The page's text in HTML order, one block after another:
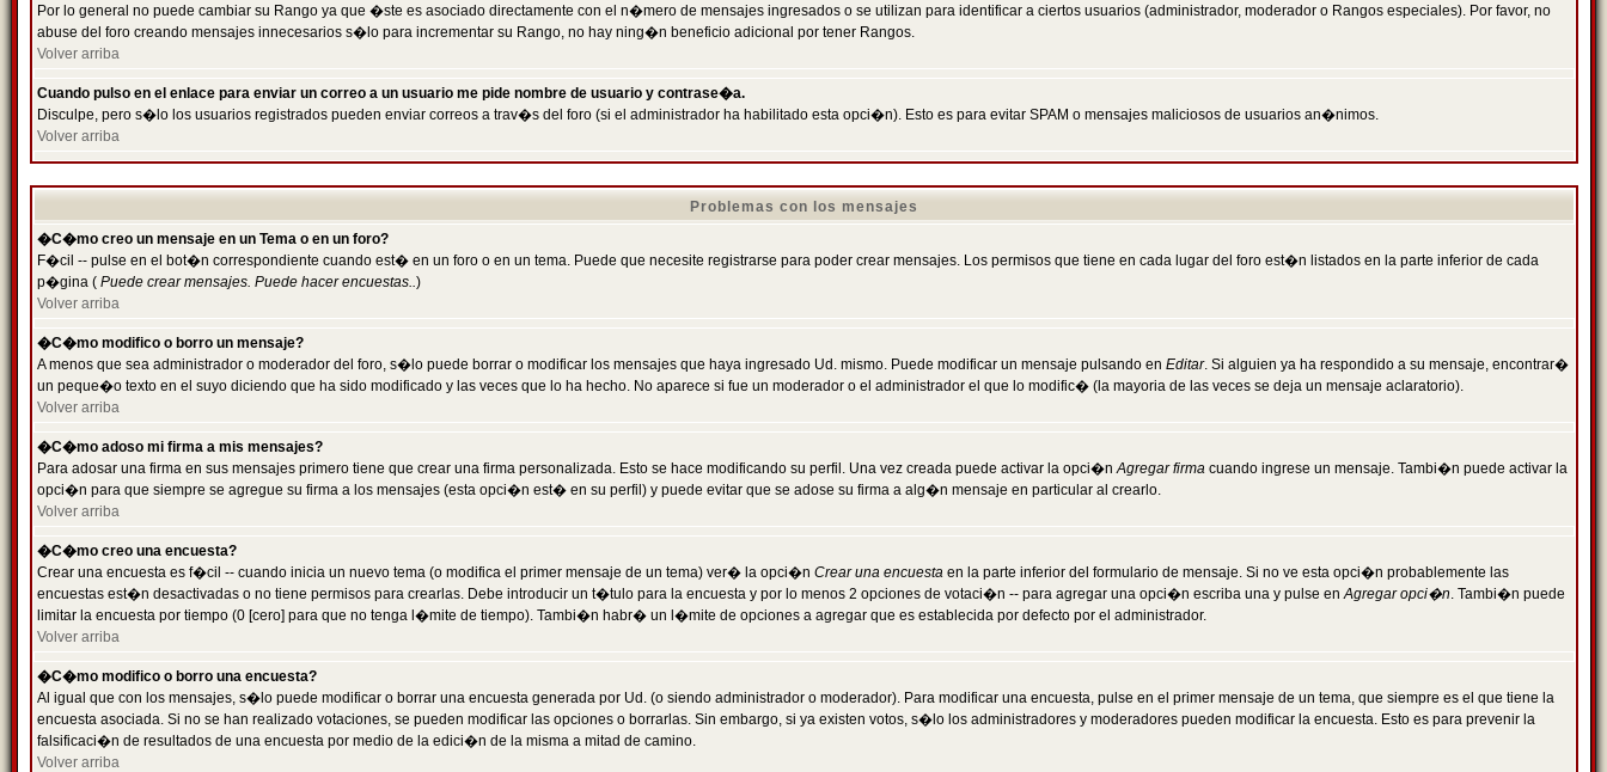
Por lo general no puede cambiar su Rango ya que �ste es asociado directamente con el n�mero de mensajes ingresados o se utilizan para identificar a ciertos usuarios (administrador, moderador o Rangos especiales). Por favor, no
abuse del foro creando mensajes innecesarios s�lo para incrementar su Rango, no hay ning�n beneficio adicional por tener Rangos.
Volver arriba
Cuando pulso en el enlace para enviar un correo a un usuario me pide nombre de usuario y contrase�a.
Disculpe, pero s�lo los usuarios registrados pueden enviar correos a trav�s del foro (si el administrador ha habilitado esta opci�n). Esto es para evitar SPAM o mensajes maliciosos de usuarios an�nimos.
Volver arriba
Problemas con los mensajes
�C�mo creo un mensaje en un Tema o en un foro?
F�cil -- pulse en el bot�n correspondiente cuando est� en un foro o en un tema. Puede que necesite registrarse para poder crear mensajes. Los permisos que tiene en cada lugar del foro est�n listados en la parte inferior de cada
p�gina ( Puede crear mensajes. Puede hacer encuestas..)
Volver arriba
�C�mo modifico o borro un mensaje?
A menos que sea administrador o moderador del foro, s�lo puede borrar o modificar los mensajes que haya ingresado Ud. mismo. Puede modificar un mensaje pulsando en Editar. Si alguien ya ha respondido a su mensaje, encontrar�
un peque�o texto en el suyo diciendo que ha sido modificado y las veces que lo ha hecho. No aparece si fue un moderador o el administrador el que lo modific� (la mayoria de las veces se deja un mensaje aclaratorio).
Volver arriba
�C�mo adoso mi firma a mis mensajes?
Para adosar una firma en sus mensajes primero tiene que crear una firma personalizada. Esto se hace modificando su perfil. Una vez creada puede activar la opci�nAgregar firma cuando ingrese un mensaje. Tambi�n puede activar la
opci�n para que siempre se agregue su firma a los mensajes (esta opci�n est� en su perfil) y puede evitar que se adose su firma a alg�n mensaje en particular al crearlo.
Volver arriba
�C�mo creo una encuesta?
Crear una encuesta es f�cil -- cuando inicia un nuevo tema (o modifica el primer mensaje de un tema) ver� la opci�n Crear una encuesta en la parte inferior del formulario de mensaje. Si no ve esta opci�n probablemente las
encuestas est�n desactivadas o no tiene permisos para crearlas. Debe introducir un t�tulo para la encuesta y por lo menos 2 opciones de votaci�n -- para agregar una opci�n escriba una y pulse enAgregar opci�n. Tambi�n puede
limitar la encuesta por tiempo (0 [cero] para que no tenga l�mite de tiempo). Tambi�n habr� un l�mite de opciones a agregar que es establecida por defecto por el administrador.
Volver arriba
�C�mo modifico o borro una encuesta?
Al igual que con los mensajes, s�lo puede modificar o borrar una encuesta generada por Ud. (o siendo administrador o moderador). Para modificar una encuesta, pulse en el primer mensaje de un tema, que siempre es el que tiene la
encuesta asociada. Si no se han realizado votaciones, se pueden modificar las opciones o borrarlas. Sin embargo, si ya existen votos, s�lo los administradores y moderadores pueden modificar la encuesta. Esto es para prevenir la
falsificaci�n de resultados de una encuesta por medio de la edici�n de la misma a mitad de camino.
Volver arriba